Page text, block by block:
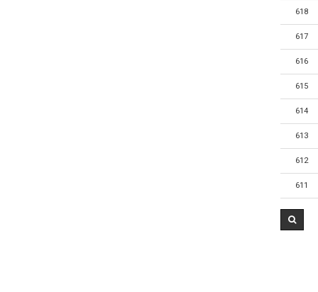
618
617
616
615
614
613
612
611